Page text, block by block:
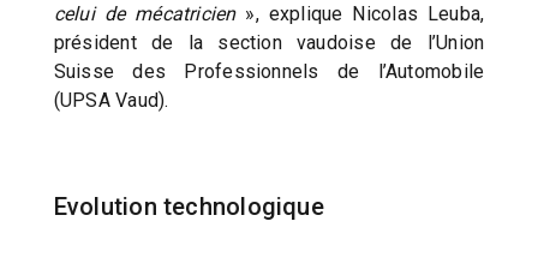
celui de mécatricien», explique Nicolas Leuba,
président de la section vaudoise de l’Union
Suisse des Professionnels de l’Automobile
(UPSA Vaud).
Evolution technologique